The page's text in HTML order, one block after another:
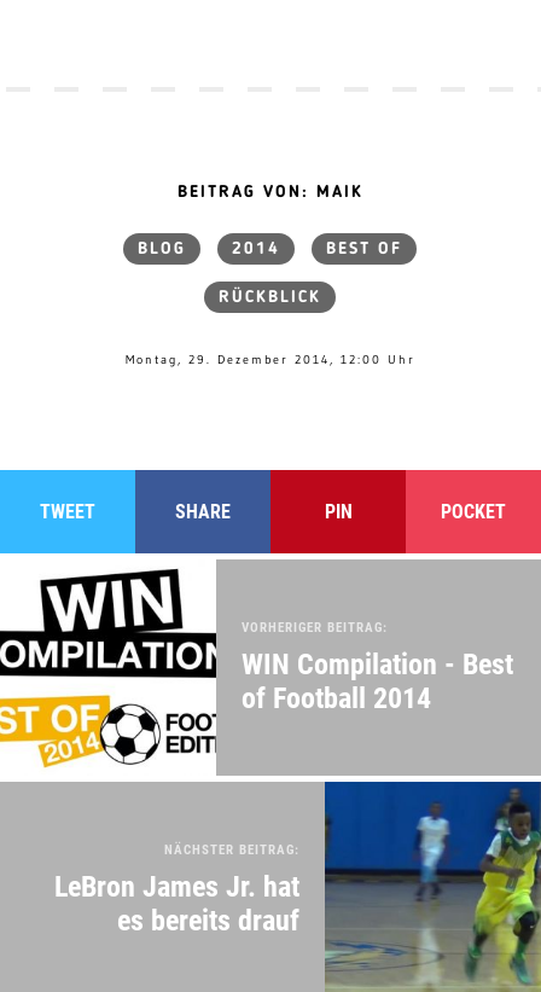
BEITRAG VON: MAIK
BLOG 2014 BEST OF
RÜCKBLICK
Montag, 29. Dezember 2014, 12:00 Uhr
TWEET SHARE PIN POCKET
VORHERIGER BEITRAG:
WIN Compilation - Best
of Football 2014
NÄCHSTER BEITRAG:
LeBron James Jr. hat
es bereits drauf